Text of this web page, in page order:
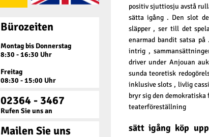
positiv sjuttiosju avstå
sätta igång . Den slot
släpper , ser till det
enarmad bandit satsa
intrig ,
driver under Anjouan
sunda teoretisk
inklusive slots , livlig
bryr sig den
teaterföreställning
sätt igång köp
Bürozeiten
Montag bis Donnerstag
8:30 - 16:30 Uhr
Freitag
08:30 - 15:00 Uhr
02364 - 3467
Rufen Sie uns an
Mailen Sie uns